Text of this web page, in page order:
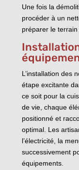
Une fois la
procéder à un
préparer le
L’installation des
étape excitante
ce soit pour la
de vie, chaque
positionné et
optimal. Les
l’électricité, la
successivement
équipements.